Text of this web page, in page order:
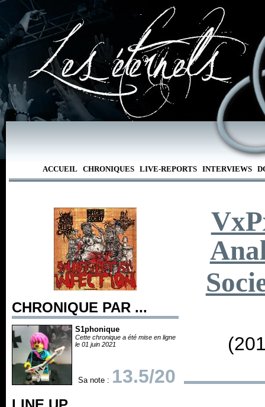
ACCUEIL CHRONIQUES LIVE-REPORTS INTERVIEWS
CHRONIQUE PAR ...
S1phonique
Cette chronique a été mise en ligne
le 01 juin 2021
Sa note : 13.5/20